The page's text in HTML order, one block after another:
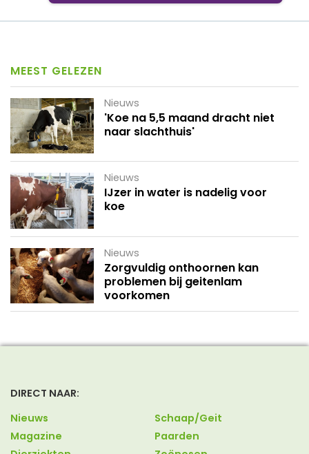
MEEST GELEZEN
Nieuws
'Koe na 5,5 maand dracht niet
naar slachthuis'
Nieuws
IJzer in water is nadelig voor
koe
Nieuws
Zorgvuldig onthoornen kan
problemen bij geitenlam
voorkomen
DIRECT NAAR:
Nieuws
Magazine
Schaap/Geit
Paarden